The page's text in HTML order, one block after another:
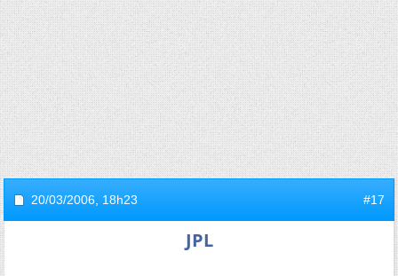
20/03/2006, 18h23 #17
JPL